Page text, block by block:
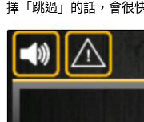
擇「跳過」的話，會很